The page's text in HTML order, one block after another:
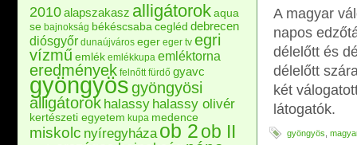
A magyar
napos
délelőtt és
délelőtt
két
látogatók.
gyöngyös
2010alapszakasz alligátorokaqua
se bajnokság békéscsaba cegléd debrecen
diósgyőr dunaújváros eger eger tv egri
vízműemlék emlékkupa emléktorna
eredmények felnőtt fürdő gyavc
gyöngyösgyöngyösi
alligátorok halassy halassy olivér
kertészeti egyetem kupa medence
miskolc nyíregyháza ob 2ob II